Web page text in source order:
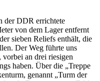
der DDR errichtete
von dem Lager entfernt
sieben Reliefs enthält, die
Der Weg führte uns
vorbei an drei riesigen
haben. Über die „Treppe
genannt „Turm der